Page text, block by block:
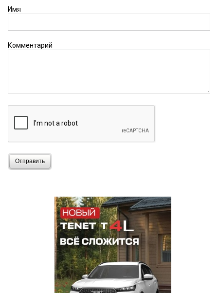
Имя
Комментарий
Отправить